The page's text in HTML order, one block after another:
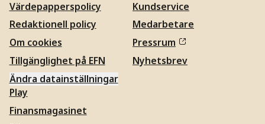
Värdepapperspolicy
Redaktionell policy
Om cookies
Tillgänglighet på EFN
Ändra datainställningar
Kundservice
Medarbetare
Pressrum
Nyhetsbrev
Play
Finansmagasinet